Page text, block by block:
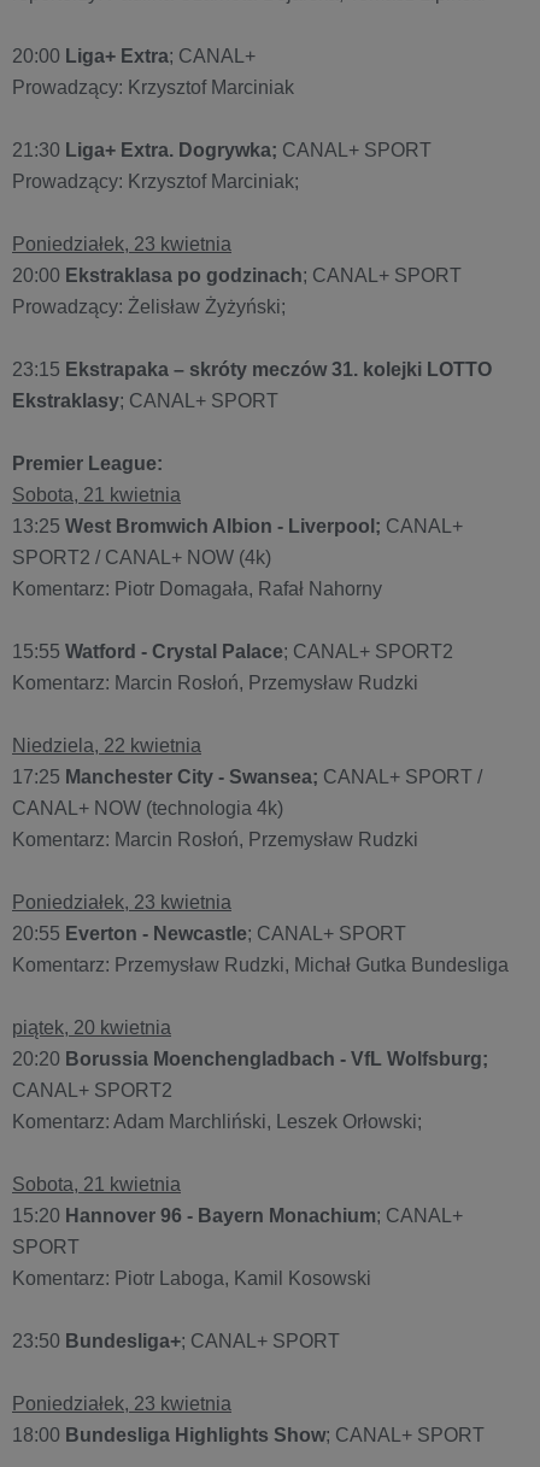
20:00 Liga+ Extra; CANAL+
Prowadzący: Krzysztof Marciniak
21:30 Liga+ Extra. Dogrywka; CANAL+ SPORT
Prowadzący: Krzysztof Marciniak;
Poniedziałek, 23 kwietnia
20:00 Ekstraklasa po godzinach; CANAL+ SPORT
Prowadzący: Żelisław Żyżyński;
23:15 Ekstrapaka – skróty meczów 31. kolejki LOTTO
Ekstraklasy; CANAL+ SPORT
Premier League:
Sobota, 21 kwietnia
13:25 West Bromwich Albion - Liverpool; CANAL+
SPORT2 / CANAL+ NOW (4k)
Komentarz: Piotr Domagała, Rafał Nahorny
15:55 Watford - Crystal Palace; CANAL+ SPORT2
Komentarz: Marcin Rosłoń, Przemysław Rudzki
Niedziela, 22 kwietnia
17:25 Manchester City - Swansea; CANAL+ SPORT /
CANAL+ NOW (technologia 4k)
Komentarz: Marcin Rosłoń, Przemysław Rudzki
Poniedziałek, 23 kwietnia
20:55 Everton - Newcastle; CANAL+ SPORT
Komentarz: Przemysław Rudzki, Michał Gutka Bundesliga
piątek, 20 kwietnia
20:20 Borussia Moenchengladbach - VfL Wolfsburg;
CANAL+ SPORT2
Komentarz: Adam Marchliński, Leszek Orłowski;
Sobota, 21 kwietnia
15:20 Hannover 96 - Bayern Monachium; CANAL+
SPORT
Komentarz: Piotr Laboga, Kamil Kosowski
23:50 Bundesliga+; CANAL+ SPORT
Poniedziałek, 23 kwietnia
18:00 Bundesliga Highlights Show; CANAL+ SPORT